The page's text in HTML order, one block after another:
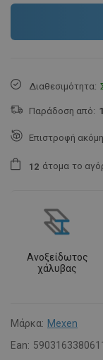
Διαθεσιμότητα:
Παράδοση από:
Επιστροφή
1 2 άτομα το
Ανοξείδωτος
χάλυβας
Μάρκα: Mexen
Ean: 5903163380611